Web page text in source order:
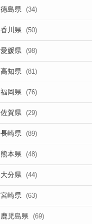
徳島県 (34)
香川県 (50)
愛媛県 (98)
高知県 (81)
福岡県 (76)
佐賀県 (29)
長崎県 (89)
熊本県 (48)
大分県 (44)
宮崎県 (63)
鹿児島県 (69)